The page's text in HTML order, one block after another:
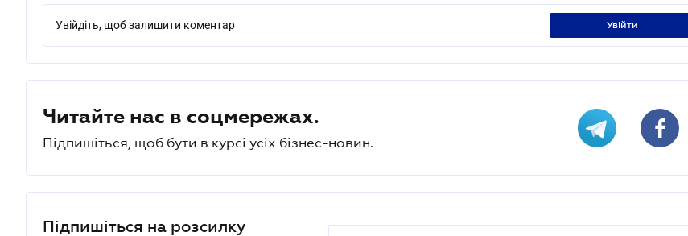
Увійдіть, щоб залишити коментар увійти
Читайте нас в соцмережах.
Підпишіться, щоб бути в курсі усіх бізнес-новин.
Підпишіться на розсилку